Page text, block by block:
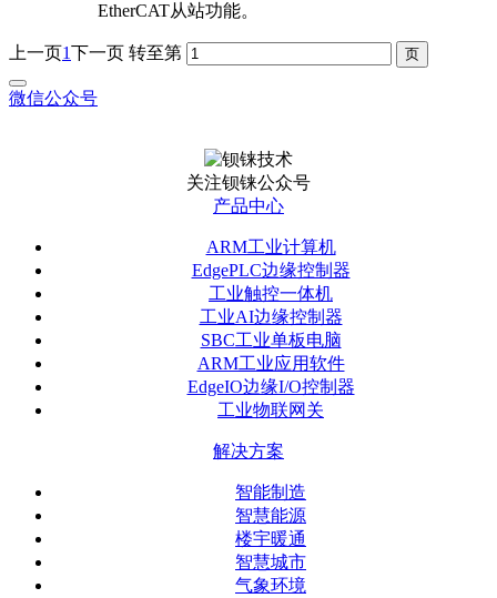
EtherCAT从站功能。
上一页 1 下一页 转至第
微信公众号
关注钡铼公众号
产品中心
ARM工业计算机
EdgePLC边缘控制器
工业触控一体机
工业AI边缘控制器
SBC工业单板电脑
ARM工业应用软件
EdgeIO边缘I/O控制器
工业物联网关
解决方案
智能制造
智慧能源
楼宇暖通
智慧城市
气象环境